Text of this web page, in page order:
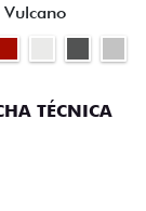
Vulcano
TÉCNICA